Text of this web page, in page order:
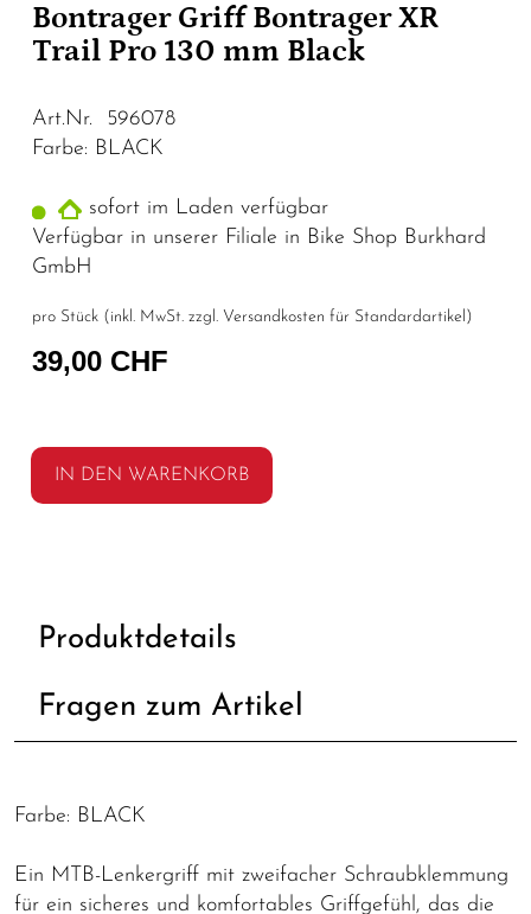
Bontrager Griff Bontrager XR
Trail Pro 130 mm Black
Art.Nr. 596078
Farbe: BLACK
sofort im Laden verfügbar
Verfügbar in unserer Filiale in Bike Shop Burkhard
GmbH
pro Stück (inkl. MwSt. zzgl. Versandkosten für Standardartikel )
39,00 CHF
IN DEN WARENKORB
Produktdetails
Fragen zum Artikel
Farbe: BLACK
Ein MTB-Lenkergriff mit zweifacher Schraubklemmung
für ein sicheres und komfortables Griffgefühl, das die